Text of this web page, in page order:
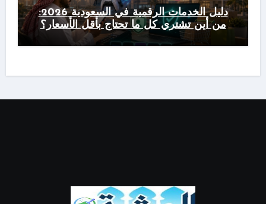
دليل الخدمات الرقمية في السعودية 2026:
من أين تشتري كل ما تحتاج بأقل الأسعار؟